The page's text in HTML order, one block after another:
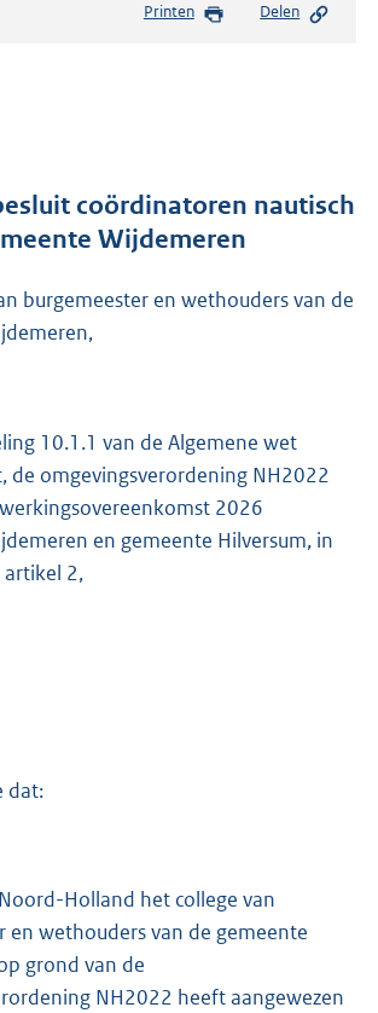
s
r
o
t
K
b
Printen Delen
coördinatoren nautisch
Wijdemeren
burgemeester en wethouders van de
10.1.1 van de Algemene wet
de omgevingsverordening NH2022
2026
en gemeente Hilversum, in
2,
dat:
Holland het college van
en wethouders van de gemeente
grond van de
NH2022 heeft aangewezen